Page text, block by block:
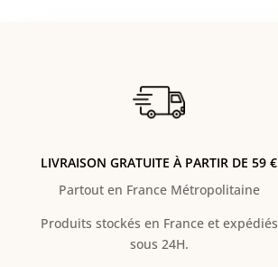
LIVRAISON GRATUITE À PARTIR DE 59 €
Partout en France Métropolitaine
Produits stockés en France et expédiés
sous 24H.